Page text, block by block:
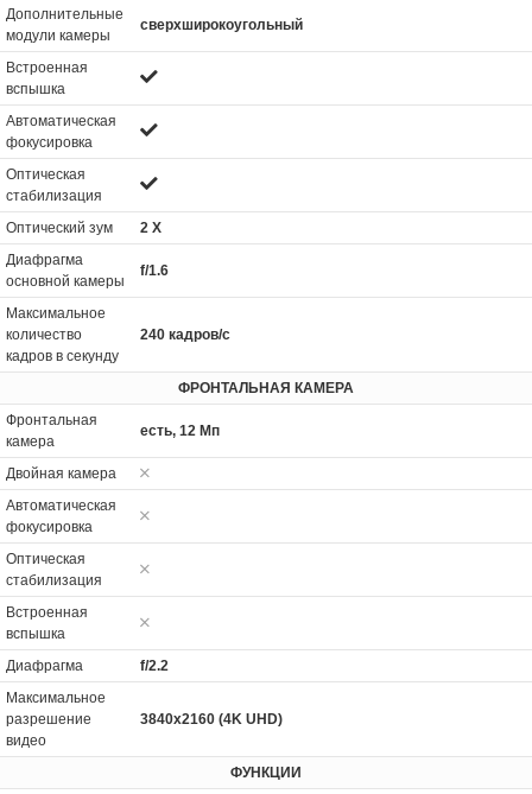
Дополнительные
модули камеры
сверхширокоугольный
Встроенная
вспышка
Автоматическая
фокусировка
Оптическая
стабилизация
Оптический зум
2 Х
Диафрагма
основной камеры
f/1.6
Максимальное
количество
кадров в секунду
240 кадров/с
ФРОНТАЛЬНАЯ КАМЕРА
Фронтальная
камера
есть, 12 Мп
Двойная камера
Автоматическая
фокусировка
Оптическая
стабилизация
Встроенная
вспышка
Диафрагма
f/2.2
Максимальное
разрешение
видео
3840x2160 (4K UHD)
ФУНКЦИИ